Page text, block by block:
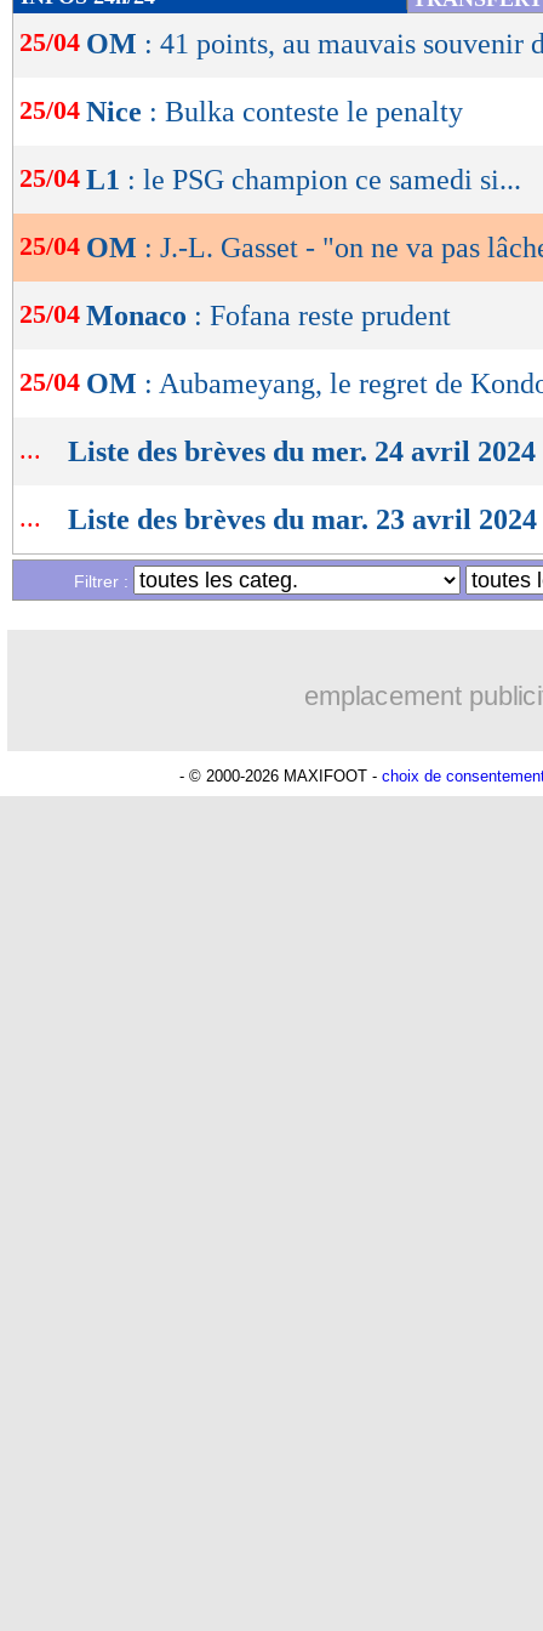
de
lecture
OK
25/04 OM : 41 points, au mauvais souvenir
25/04 Nice : Bulka conteste le penalty
25/04 L1 : le PSG champion ce samedi si...
25/04 OM : J.-L. Gasset - "on ne va pas
25/04 Monaco : Fofana reste prudent
25/04 OM : Aubameyang, le regret de
... Liste des brèves du mer. 24 avril 2024
... Liste des brèves du mar. 23 avril 2024
Filtrer :
emplacement
- © 2000-2026 MAXIFOOT - choix de